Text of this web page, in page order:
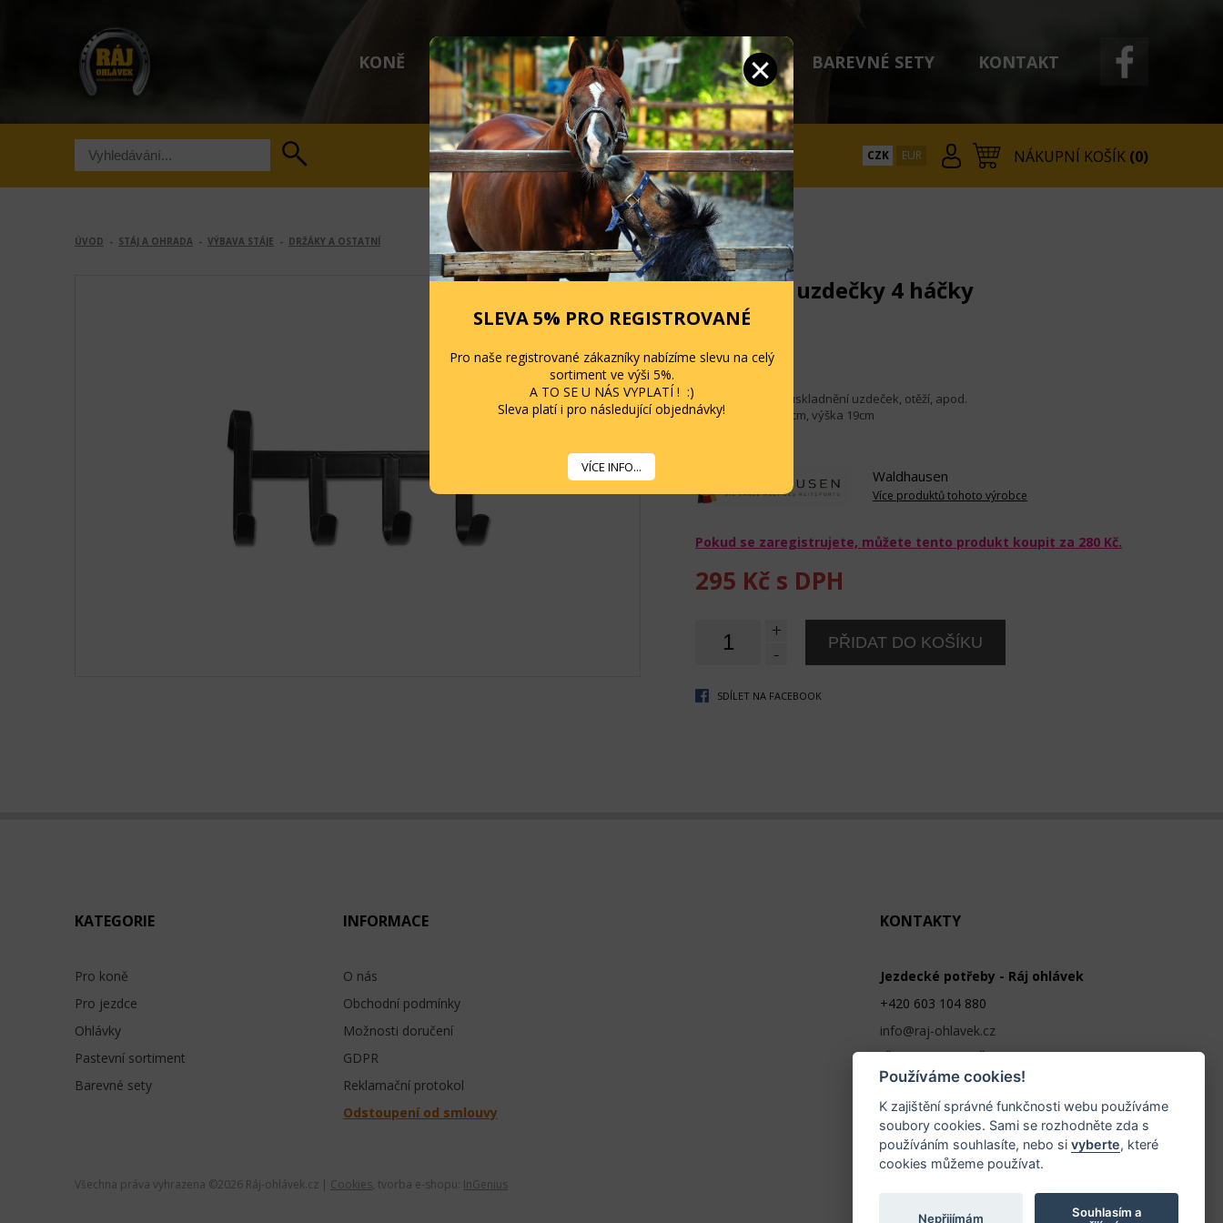
KONĚ JEZDCI STÁJ A OHRADA SLEVY BAREVNÉ SETY KONTAKT
NÁKUPNÍ KOŠÍK (0)
CZK EUR
ÚVOD - STÁJ A OHRADA - VÝBAVA STÁJE - DRŽÁKY A OSTATNÍ
Držák na uzdečky 4 háčky
Kód: 170600
Skladem: 1 ks
Pro přehlednější uskladnění uzdeček, otěží, apod.
Rozměry: šířka 36cm, výška 19cm
Waldhausen
Více produktů tohoto výrobce
Pokud se zaregistrujete, můžete tento produkt koupit za 280 Kč.
295 Kč s DPH
+
-
SDÍLET NA FACEBOOK
KATEGORIE
Pro koně
Pro jezdce
Ohlávky
Pastevní sortiment
Barevné sety
INFORMACE
O nás
Obchodní podmínky
Možnosti doručení
GDPR
Reklamační protokol
Odstoupení od smlouvy
KONTAKTY
Jezdecké potřeby - Ráj ohlávek
+420 603 104 880
info@raj-ohlavek.cz
Všechna práva vyhrazena ©2026 Ráj-ohlávek.cz | Cookies, tvorba e-shopu: InGenius
SLEVA 5% PRO REGISTROVANÉ
Pro naše registrované zákazníky nabízíme slevu na celý
sortiment ve výši 5%.
A TO SE U NÁS VYPLATÍ ! :)
Sleva platí i pro následující objednávky!
VÍCE INFO...
Používáme cookies!
K zajištění správné funkčnosti webu používáme
soubory cookies. Sami se rozhodněte zda s
používáním souhlasíte, nebo si vyberte, které
cookies můžeme používat.
Souhlasím a
Nepřijímám